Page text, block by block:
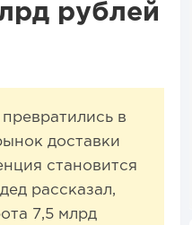
рублей
в
доставки
становится
рассказал,
7,5 млрд